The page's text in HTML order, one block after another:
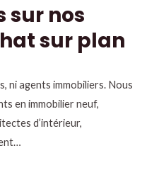
sur nos
sur plan
ni agents immobiliers. Nous
en immobilier neuf,
d’intérieur,